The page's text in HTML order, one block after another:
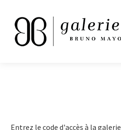
Entrez le code d'accès à la galerie